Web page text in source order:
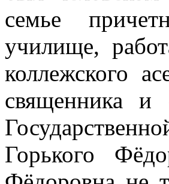
семье
училище,
коллежского
священника и
Горького